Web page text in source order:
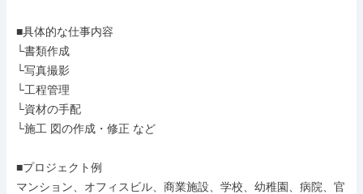
■具体的な仕事内容
└書類作成
└写真撮影
└工程管理
└資材の手配
└施工 図の作成・修正 など
■プロジェクト例
マンション、オフィスビル、商業施設、学校、幼稚園、病院、官